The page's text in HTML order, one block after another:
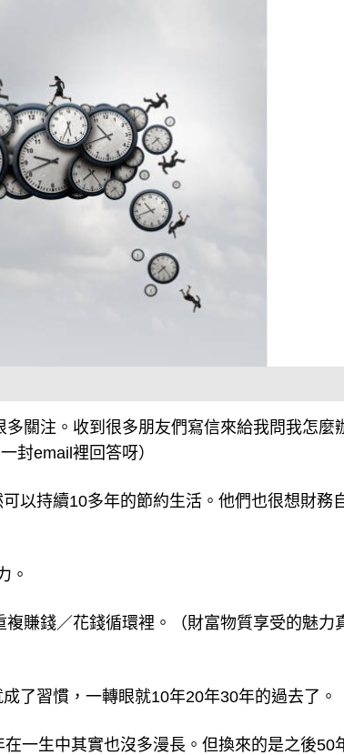
多關注。收到很多朋友們寫信來給我問我怎麼
封email裡回答呀）
以持續10多年的節約生活。他們也很想財務
。
賺錢／花錢循環裡。（財富物質享受的魅力
了習慣，一轉眼就10年20年30年的過去了。
一生中其實也沒多漫長。但換來的是之後50